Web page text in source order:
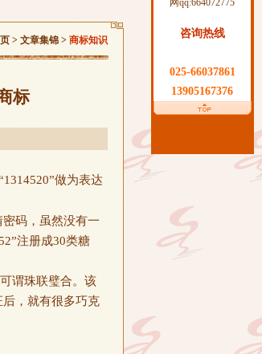
咨询热线
025-66037861
13905167376
> 文章集锦 > 商标知识
标
做为表达
码，虽然没有一
注册成30类糖
谓珠联璧合。该
，就有很多巧克